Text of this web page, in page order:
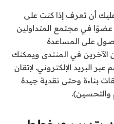
أن تعرف إذا كنت على
في مجتمع المتداولين
على المساعدة
الآخرين في المنتدى ويمكنك
البريد الإلكتروني. لإتقان
بناءة وحتى نقدية جيدة
والتحسين).